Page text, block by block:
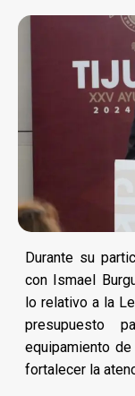
Durante su
con Ismael
lo relativo a la
presupuesto
equipamiento
fortalecer la